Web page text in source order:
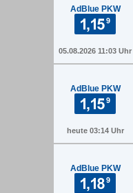
AdBlue PKW
05.08.2026 11:03 Uhr
AdBlue PKW
heute 03:14 Uhr
AdBlue PKW